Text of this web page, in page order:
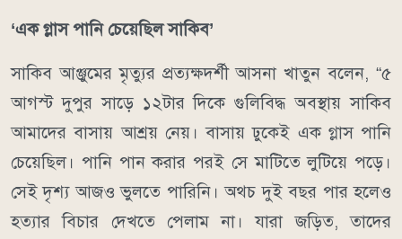
‘এক গ্লাস পানি চেয়েছিল সাকিব’
সাকিব আঞ্জুমের মৃত্যুর প্রত্যক্ষদর্শী আসনা খাতুন বলেন, “৫
আগস্ট দুপুর সাড়ে ১২টার দিকে গুলিবিদ্ধ অবস্থায় সাকিব
আমাদের বাসায় আশ্রয় নেয়। বাসায় ঢুকেই এক গ্লাস পানি
চেয়েছিল। পানি পান করার পরই সে মাটিতে লুটিয়ে পড়ে।
সেই দৃশ্য আজও ভুলতে পারিনি। অথচ দুই বছর পার হলেও
হত্যার বিচার দেখতে পেলাম না। যারা জড়িত, তাদের